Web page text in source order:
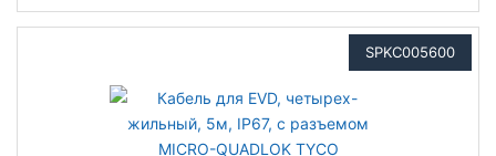
SPKC005600